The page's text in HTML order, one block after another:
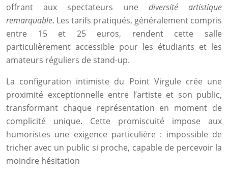
offrant aux spectateurs une diversité artistique
remarquable. Les tarifs pratiqués, généralement compris
entre 15 et 25 euros, rendent cette salle
particulièrement accessible pour les étudiants et les
amateurs réguliers de stand-up.
La configuration intimiste du Point Virgule crée une
proximité exceptionnelle entre l’artiste et son public,
transformant chaque représentation en moment de
complicité unique. Cette promiscuité impose aux
humoristes une exigence particulière : impossible de
tricher avec un public si proche, capable de percevoir la
moindre hésitation